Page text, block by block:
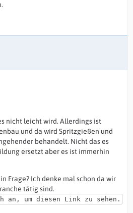
nicht leicht wird. Allerdings ist
und da wird Spritzgießen und
behandelt. Nicht das es
ersetzt aber es ist immerhin
Frage? Ich denke mal schon da wir
tätig sind.
an, um diesen Link zu sehen.